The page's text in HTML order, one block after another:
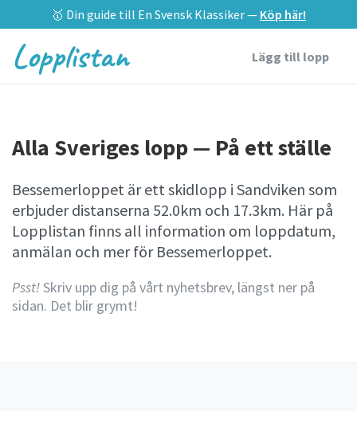
🥇 Din guide till En Svensk Klassiker — Köp här!
Lopplistan Lägg till lopp
Alla Sveriges lopp — På ett ställe
Bessemerloppet är ett skidlopp i Sandviken som
erbjuder distanserna 52.0km och 17.3km. Här på
Lopplistan finns all information om loppdatum,
anmälan och mer för Bessemerloppet.
Psst!Skriv upp dig på vårt nyhetsbrev, längst ner på
sidan. Det blir grymt!